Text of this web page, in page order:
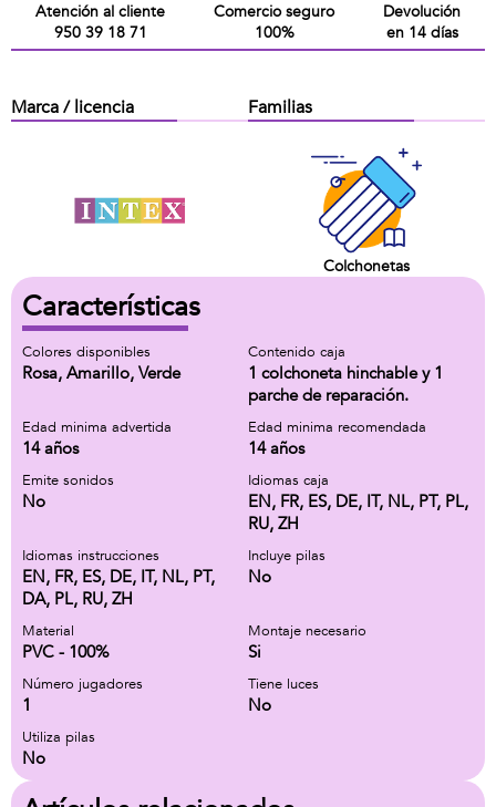
Atención al cliente
950 39 18 71
Comercio seguro
100%
Devolución
en 14 días
Marca / licencia Familias
Colchonetas
Características
Colores disponibles
Rosa, Amarillo, Verde
Contenido caja
1 colchoneta hinchable y 1
parche de reparación.
Edad minima advertida
14 años
Edad minima recomendada
14 años
Emite sonidos
No
Idiomas caja
EN, FR, ES, DE, IT, NL, PT, PL,
RU, ZH
Idiomas instrucciones
EN, FR, ES, DE, IT, NL, PT,
DA, PL, RU, ZH
Incluye pilas
No
Material
PVC - 100%
Montaje necesario
Si
Número jugadores
1
Tiene luces
No
Utiliza pilas
No